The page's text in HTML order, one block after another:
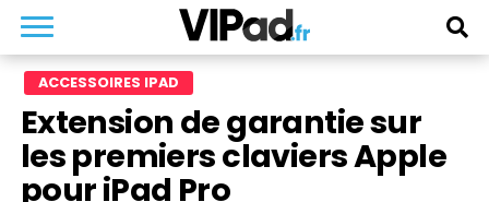
ACCESSOIRES IPAD
Extension de garantie sur
les premiers claviers Apple
pour iPad Pro